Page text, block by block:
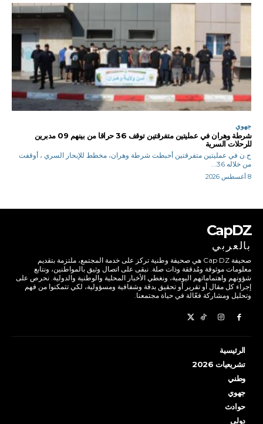
جهوي
شرطة وهران في عمليتين متفرقتين توقف 36 حراقا من بينهم 09 مدبرين
للرحلات السرية
ح.ن في عمليتين متفرقتين أحبطت شرطة وهران، مخطط للإبحار السري ، أوقفت
من خلاله 36...
8 أغسطس 2026
CapDZ
بالعربي
صحيفة Cap DZ هي صحيفة وطنية تركز على خدمة المجتمع، ملتزمة بتقديم
معلومات موثوقة ومُدققة وذات صلة. نبقى على اتصال وثيق بالمواطنين، ونتابع
شؤونهم واهتماماتهم اليومية، ونغطي الأخبار المحلية والوطنية والدولية. نحرص على
إجراء كل مقال أو تقرير أو تحقيق بدقة وشفافية ومسؤولية، لكي تتمكنوا من فهم
وتحليل ومشاركة فعّالة في حياة مجتمعنا.
الرئيسية
تشريعيات 2026
وطني
جهوي
حوادث
دولي